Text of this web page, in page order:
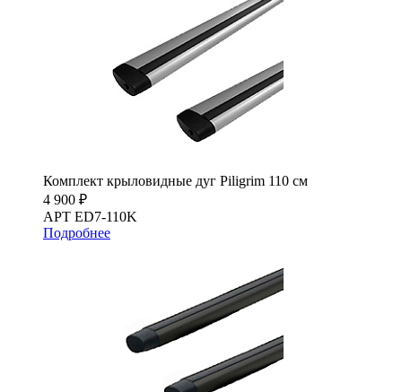
Комплект крыловидные дуг Piligrim 110 см
4 900 ₽
АРТ ED7-110K
Подробнее